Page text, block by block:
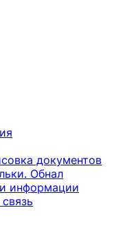
документов
Обнал
информации